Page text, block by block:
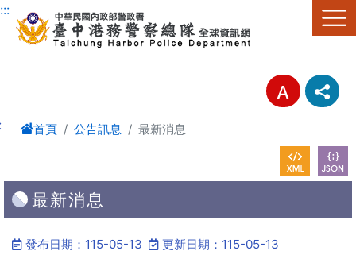
進入內容區塊
:::
首頁 公告訊息 最新消息
最新消息
發布日期：115-05-13
更新日期：115-05-13